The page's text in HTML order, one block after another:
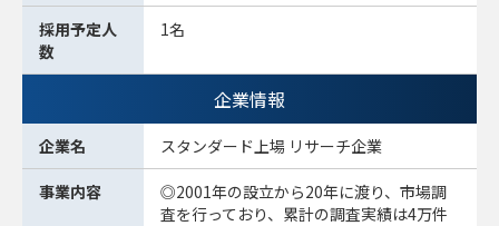
採用予定人
数
1名
企業情報
企業名 スタンダード上場 リサーチ企業
事業内容
◎2001年の設立から20年に渡り、市場調
査を行っており、累計の調査実績は4万件